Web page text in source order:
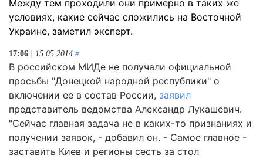
Между тем проходили они примерно в таких же
условиях, какие сейчас сложились на Восточной
Украине, заметил эксперт.
17:06 | 15.05.2014 #
В российском МИДе не получали официальной
просьбы "Донецкой народной республики" о
включении ее в состав России, заявил
представитель ведомства Александр Лукашевич.
"Сейчас главная задача не в каких-то признаниях и
получении заявок, - добавил он. - Самое главное -
заставить Киев и регионы сесть за стол